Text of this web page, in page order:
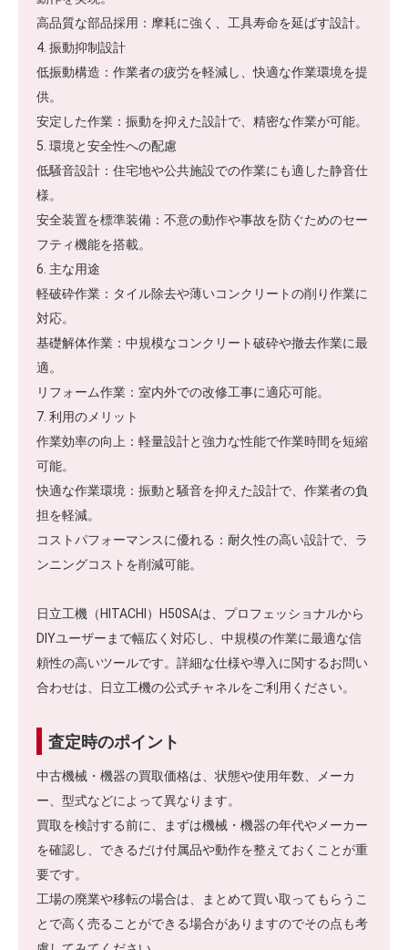
高品質な部品採用：摩耗に強く、工具寿命を延ばす設計。
4. 振動抑制設計
低振動構造：作業者の疲労を軽減し、快適な作業環境を提
供。
安定した作業：振動を抑えた設計で、精密な作業が可能。
5. 環境と安全性への配慮
低騒音設計：住宅地や公共施設での作業にも適した静音仕
様。
安全装置を標準装備：不意の動作や事故を防ぐためのセー
フティ機能を搭載。
6. 主な用途
軽破砕作業：タイル除去や薄いコンクリートの削り作業に
対応。
基礎解体作業：中規模なコンクリート破砕や撤去作業に最
適。
リフォーム作業：室内外での改修工事に適応可能。
7. 利用のメリット
作業効率の向上：軽量設計と強力な性能で作業時間を短縮
可能。
快適な作業環境：振動と騒音を抑えた設計で、作業者の負
担を軽減。
コストパフォーマンスに優れる：耐久性の高い設計で、ラ
ンニングコストを削減可能。
日立工機（HITACHI）H50SAは、プロフェッショナルから
DIYユーザーまで幅広く対応し、中規模の作業に最適な信
頼性の高いツールです。詳細な仕様や導入に関するお問い
合わせは、日立工機の公式チャネルをご利用ください。
査定時のポイント
中古機械・機器の買取価格は、状態や使用年数、メーカ
ー、型式などによって異なります。
買取を検討する前に、まずは機械・機器の年代やメーカー
を確認し、できるだけ付属品や動作を整えておくことが重
要です。
工場の廃業や移転の場合は、まとめて買い取ってもらうこ
とで高く売ることができる場合がありますのでその点も考